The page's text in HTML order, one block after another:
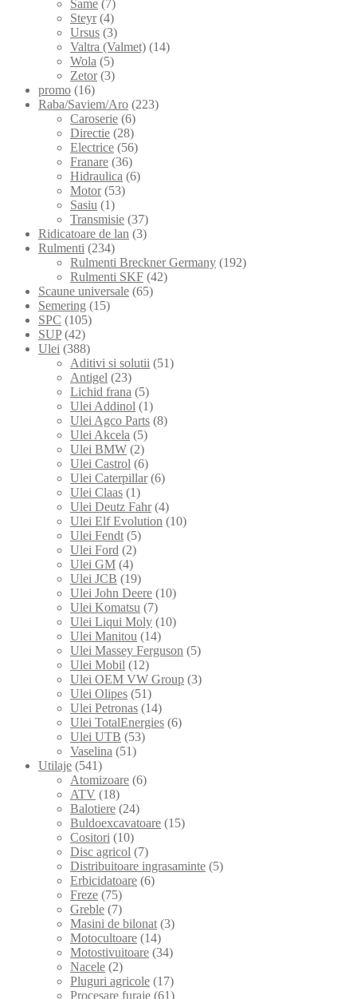
Same (7)
Steyr (4)
Ursus (3)
Valtra (Valmet) (14)
Wola (5)
Zetor (3)
promo (16)
Raba/Saviem/Aro (223)
Caroserie (6)
Directie (28)
Electrice (56)
Franare (36)
Hidraulica (6)
Motor (53)
Sasiu (1)
Transmisie (37)
Ridicatoare de lan (3)
Rulmenti (234)
Rulmenti Breckner Germany (192)
Rulmenti SKF (42)
Scaune universale (65)
Semering (15)
SPC (105)
SUP (42)
Ulei (388)
Aditivi si solutii (51)
Antigel (23)
Lichid frana (5)
Ulei Addinol (1)
Ulei Agco Parts (8)
Ulei Akcela (5)
Ulei BMW (2)
Ulei Castrol (6)
Ulei Caterpillar (6)
Ulei Claas (1)
Ulei Deutz Fahr (4)
Ulei Elf Evolution (10)
Ulei Fendt (5)
Ulei Ford (2)
Ulei GM (4)
Ulei JCB (19)
Ulei John Deere (10)
Ulei Komatsu (7)
Ulei Liqui Moly (10)
Ulei Manitou (14)
Ulei Massey Ferguson (5)
Ulei Mobil (12)
Ulei OEM VW Group (3)
Ulei Olipes (51)
Ulei Petronas (14)
Ulei TotalEnergies (6)
Ulei UTB (53)
Vaselina (51)
Utilaje (541)
Atomizoare (6)
ATV (18)
Balotiere (24)
Buldoexcavatoare (15)
Cositori (10)
Disc agricol (7)
Distribuitoare ingrasaminte (5)
Erbicidatoare (6)
Freze (75)
Greble (7)
Masini de bilonat (3)
Motocultoare (14)
Motostivuitoare (34)
Nacele (2)
Pluguri agricole (17)
Procesare furaje (61)